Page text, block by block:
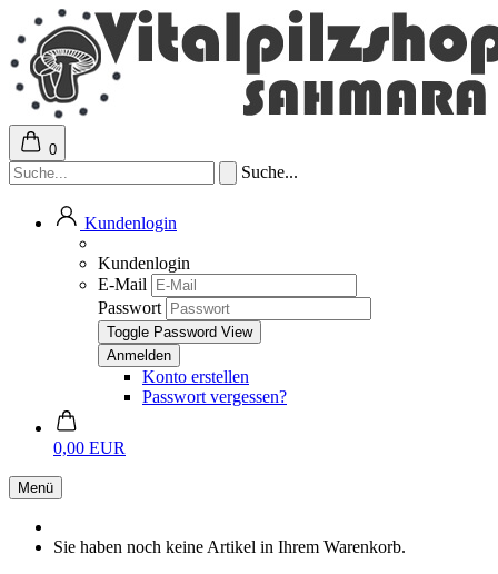
0
Suche...
Kundenlogin
Kundenlogin
E-Mail
Passwort
Toggle Password View
Konto erstellen
Passwort vergessen?
0,00 EUR
Menü
Sie haben noch keine Artikel in Ihrem Warenkorb.